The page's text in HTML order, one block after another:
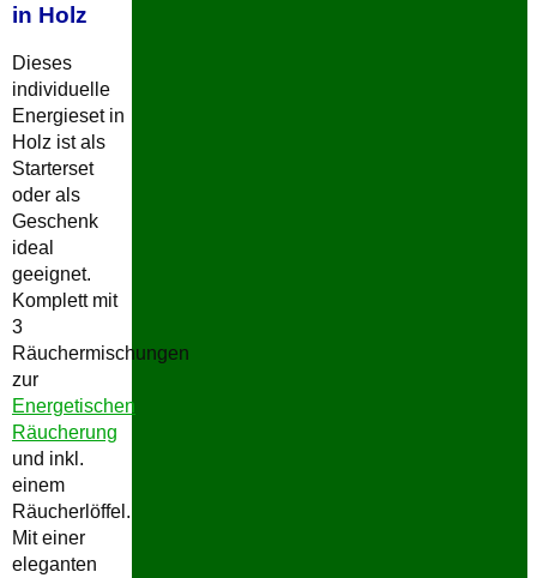
in Holz
Dieses
individuelle
Energieset in
Holz ist als
Starterset
oder als
Geschenk
ideal
geeignet.
Komplett mit
3
Räuchermischungen
zur
Energetischen
Räucherung
und inkl.
einem
Räucherlöffel.
Mit einer
eleganten